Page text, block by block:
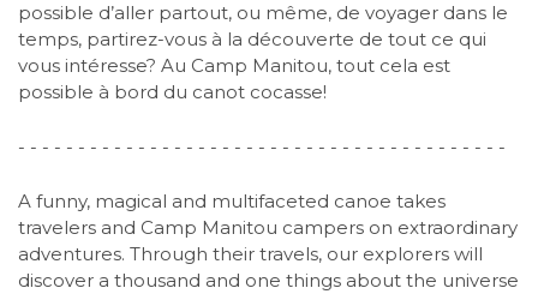
possible d’aller partout, ou même, de voyager dans le
temps, partirez-vous à la découverte de tout ce qui
vous intéresse? Au Camp Manitou, tout cela est
possible à bord du canot cocasse!
- - - - - - - - - - - - - - - - - - - - - - - - - - - - - - - - - - - - - - - - -
A funny, magical and multifaceted canoe takes
travelers and Camp Manitou campers on extraordinary
adventures. Through their travels, our explorers will
discover a thousand and one things about the universe